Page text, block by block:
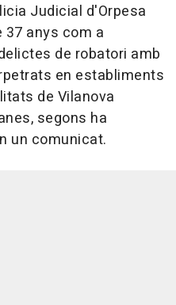
Judicial d'Orpesa
37 anys com a
de robatori amb
en establiments
de Vilanova
segons ha
un comunicat.